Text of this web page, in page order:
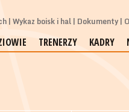
Wykaz boisk i hal Dokumenty
TRENERZY KADRY